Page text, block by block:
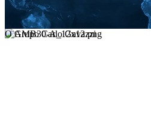
O Grupo Carlo Gavazzi